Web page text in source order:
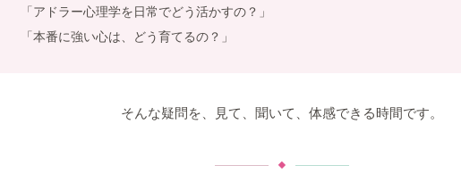
「アドラー心理学を日常でどう活かすの？」
「本番に強い心は、どう育てるの？」
そんな疑問を、見て、聞いて、体感できる時間です。